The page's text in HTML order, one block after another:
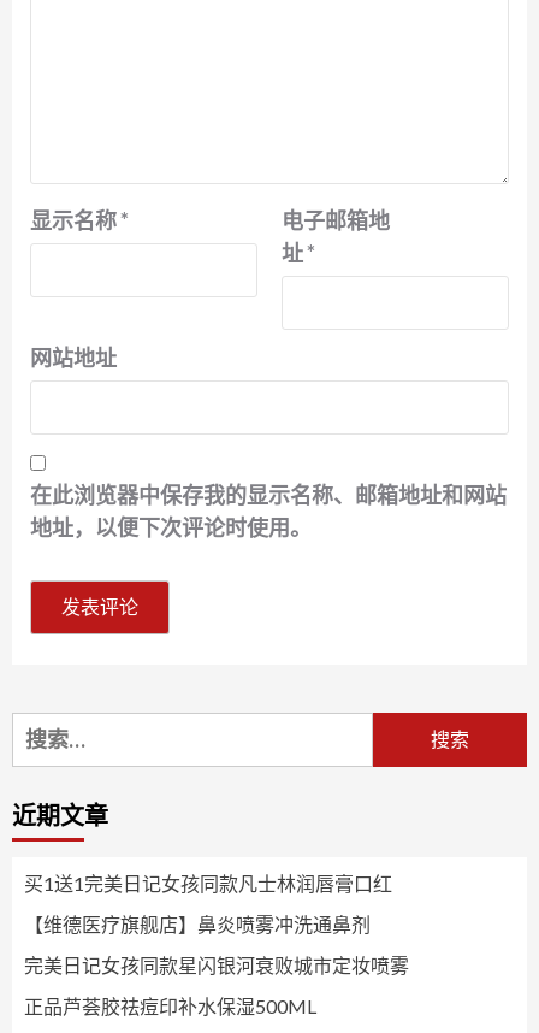
显示名称*
电子邮箱地
址*
网站地址
在此浏览器中保存我的显示名称、邮箱地址和网站
地址，以便下次评论时使用。
搜
索：
近期文章
买1送1完美日记女孩同款凡士林润唇膏口红
【维德医疗旗舰店】鼻炎喷雾冲洗通鼻剂
完美日记女孩同款星闪银河衰败城市定妆喷雾
正品芦荟胶祛痘印补水保湿500ML